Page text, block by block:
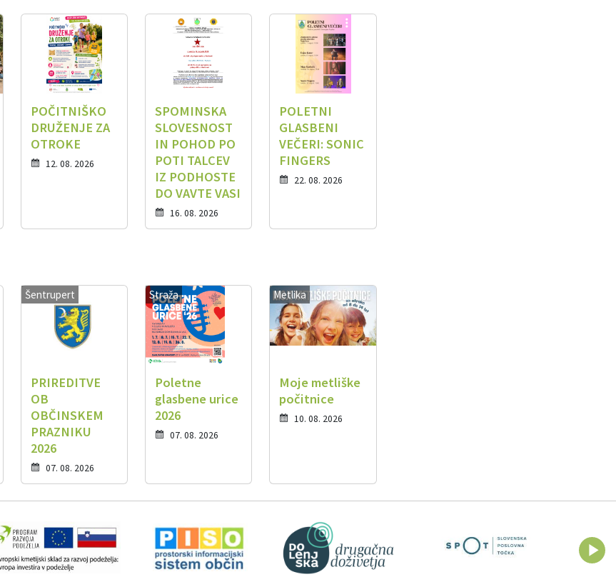
POČITNIŠKO
DRUŽENJE ZA
OTROKE
12. 08. 2026
SPOMINSKA
SLOVESNOST
IN POHOD PO
POTI TALCEV
IZ PODHOSTE
DO VAVTE VASI
16. 08. 2026
POLETNI
GLASBENI
VEČERI: SONIC
FINGERS
22. 08. 2026
Šentrupert
PRIREDITVE
OB
OBČINSKEM
PRAZNIKU
2026
07. 08. 2026
Straža
Poletne
glasbene urice
2026
07. 08. 2026
Metlika
Moje metliške
počitnice
10. 08. 2026